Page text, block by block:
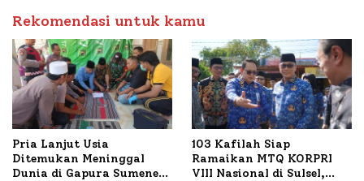
Timur
Rekomendasi untuk kamu
Pria Lanjut Usia
Ditemukan Meninggal
Dunia di Gapura Sumenep,
103 Kafilah Siap
Ramaikan MTQ KORPRI
VIII Nasional di Sulsel,